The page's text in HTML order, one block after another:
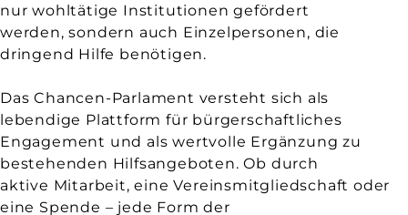
nur wohltätige Institutionen gefördert
werden, sondern auch Einzelpersonen, die
dringend Hilfe benötigen.
Das Chancen-Parlament versteht sich als
lebendige Plattform für bürgerschaftliches
Engagement und als wertvolle Ergänzung zu
bestehenden Hilfsangeboten. Ob durch
aktive Mitarbeit, eine Vereinsmitgliedschaft oder
eine Spende – jede Form der